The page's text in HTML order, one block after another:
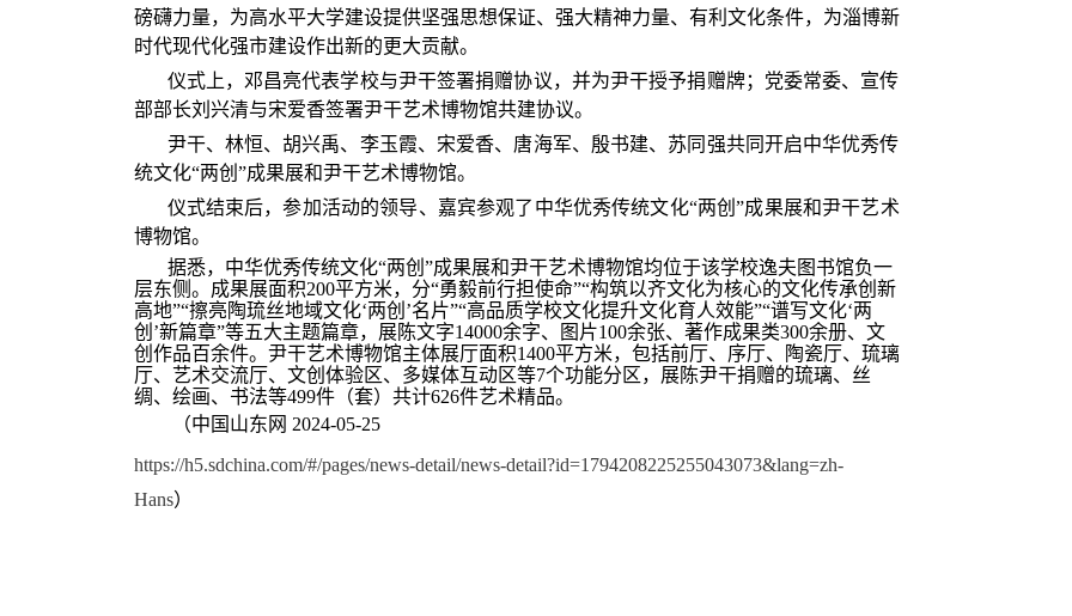
磅礴力量，为高水平大学建设提供坚强思想保证、强大精神力量、有利文化条件，为淄博新
时代现代化强市建设作出新的更大贡献。
仪式上，邓昌亮代表学校与尹干签署捐赠协议，并为尹干授予捐赠牌；党委常委、宣传
部部长刘兴清与宋爱香签署尹干艺术博物馆共建协议。
尹干、林恒、胡兴禹、李玉霞、宋爱香、唐海军、殷书建、苏同强共同开启中华优秀传
统文化“两创”成果展和尹干艺术博物馆。
仪式结束后，参加活动的领导、嘉宾参观了中华优秀传统文化“两创”成果展和尹干艺术
博物馆。
据悉，中华优秀传统文化“两创”成果展和尹干艺术博物馆均位于该学校逸夫图书馆负一
层东侧。成果展面积200平方米，分“勇毅前行担使命”“构筑以齐文化为核心的文化传承创新
高地”“擦亮陶琉丝地域文化‘两创’名片”“高品质学校文化提升文化育人效能”“谱写文化‘两
创’新篇章”等五大主题篇章，展陈文字14000余字、图片100余张、著作成果类300余册、文
创作品百余件。尹干艺术博物馆主体展厅面积1400平方米，包括前厅、序厅、陶瓷厅、琉璃
厅、艺术交流厅、文创体验区、多媒体互动区等7个功能分区，展陈尹干捐赠的琉璃、丝
绸、绘画、书法等499件（套）共计626件艺术精品。
（中国山东网 2024-05-25
https://h5.sdchina.com/#/pages/news-detail/news-detail?id=1794208225255043073&lang=zh-
Hans）